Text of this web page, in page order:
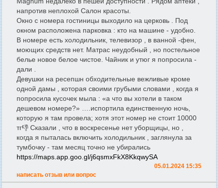
напротив неплохой Салон красоты.
Окно с номера гостиницы выходило на церковь . Под
окном расположена парковка : кто на машине - удобно.
В номере есть холодильник, телевизор , в ванной -фен,
моющих средств нет. Матрас неудобный , но постельное
белье новое белое чистое. Чайник и утюг я попросила -
дали .
Девушки на ресепшн обходительные вежливые кроме
одной дамы , которая своими грубыми словами , когда я
попросила кусочек мыла : «а что вы хотели в таком
дешевом номере?» ….испортила единственную ночь,
которую я там провела; хотя этот номер не стоит 10000
тг👎 Сказали , что в воскресенье нет уборщицы, но ,
когда я пыталась включить холодильник , заглянула за
тумбочку - там месяц точно не убирались
https://maps.app.goo.gl/j6qsmxFkX8KkqwySA
05.01.2024 15:35
написать отзыв или вопрос